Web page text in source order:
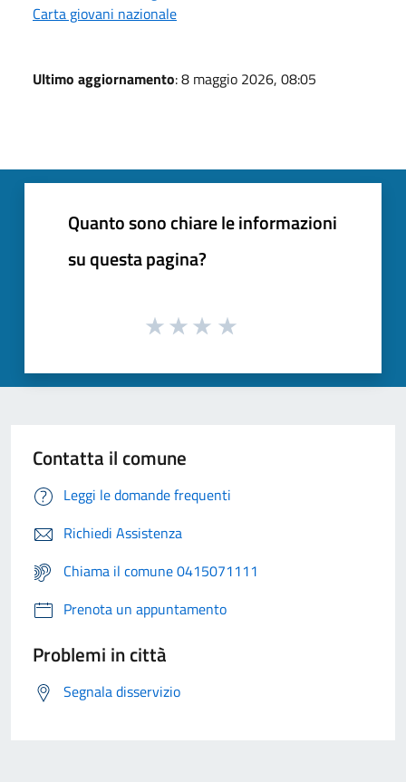
Carta giovani nazionale
Ultimo aggiornamento: 8 maggio 2026, 08:05
Quanto sono chiare le informazioni
su questa pagina?
Contatta il comune
Leggi le domande frequenti
Richiedi Assistenza
Chiama il comune 0415071111
Prenota un appuntamento
Problemi in città
Segnala disservizio